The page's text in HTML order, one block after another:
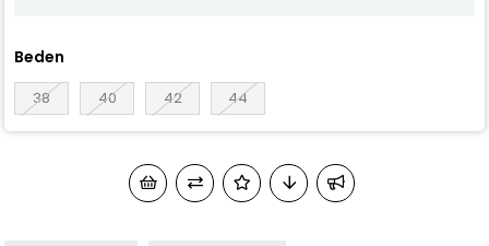
Beden
38 40 42 44